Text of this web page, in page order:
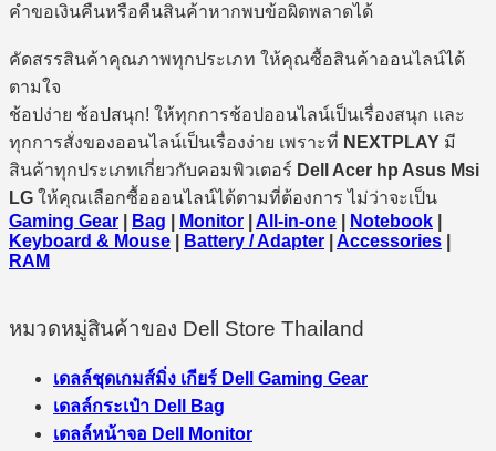
คำขอเงินคืนหรือคืนสินค้าหากพบข้อผิดพลาดได้
คัดสรรสินค้าคุณภาพทุกประเภท ให้คุณซื้อสินค้าออนไลน์ได้
ตามใจ
ช้อปง่าย ช้อปสนุก! ให้ทุกการช้อปออนไลน์เป็นเรื่องสนุก และ
ทุกการสั่งของออนไลน์เป็นเรื่องง่าย เพราะที่ NEXTPLAY มี
สินค้าทุกประเภทเกี่ยวกับคอมพิวเตอร์ Dell Acer hp Asus Msi
LG ให้คุณเลือกซื้อออนไลน์ได้ตามที่ต้องการ ไม่ว่าจะเป็น
Gaming Gear
Bag Monitor All-in-one Notebook
Keyboard & Mouse
Battery / Adapter Accessories
RAM
หมวดหมู่สินค้าของ Dell Store Thailand
เดลล์ชุดเกมส์มิ่ง เกียร์ Dell Gaming Gear
เดลล์กระเป๋า Dell Bag
เดลล์หน้าจอ Dell Monitor